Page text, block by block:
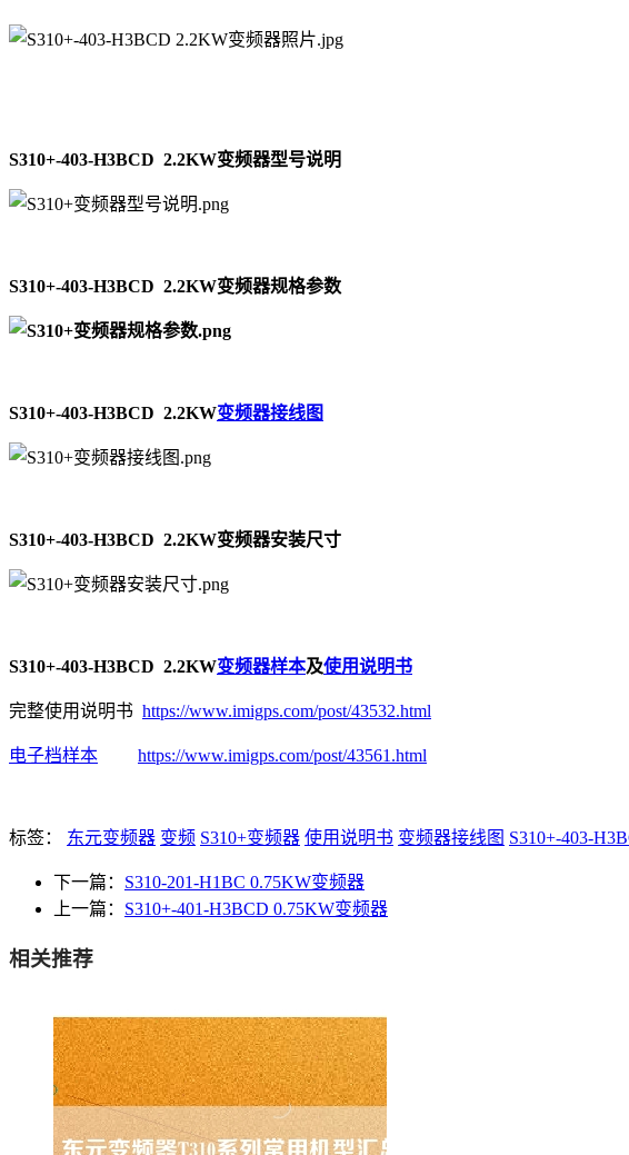
S310+-403-H3BCD 2.2KW变频器型号说明
S310+-403-H3BCD 2.2KW变频器规格参数
S310+-403-H3BCD 2.2KW变频器接线图
S310+-403-H3BCD 2.2KW变频器安装尺寸
S310+-403-H3BCD 2.2KW变频器样本及使用说明书
完整使用说明书 https://www.imigps.com/post/43532.html
电子档样本 https://www.imigps.com/post/43561.html
标签： 东元变频器 变频 S310+变频器 使用说明书 变频器接线图 S310+-403-
下一篇： S310-201-H1BC 0.75KW变频器
上一篇： S310+-401-H3BCD 0.75KW变频器
相关推荐